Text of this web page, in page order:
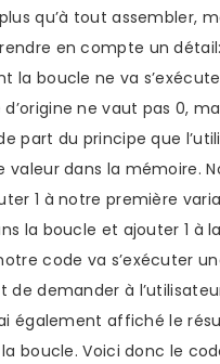
qu’à tout assembler,
en compte un
la boucle ne va
ne vaut pas 0,
part du principe que
valeur dans la mémoire.
1 à notre première
la boucle et ajouter 1 à
code va s’exécuter
de demander à
également affiché le
boucle. Voici donc le